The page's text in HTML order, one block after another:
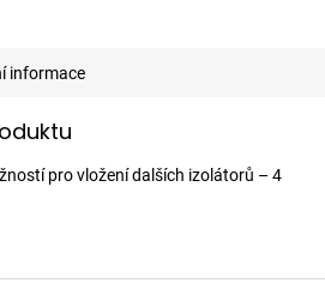
informace
pro vložení dalších izolátorů – 4